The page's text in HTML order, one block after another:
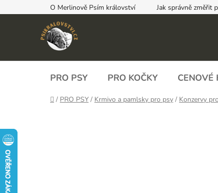
na
O Merlinově Psím království Jak správně změřit
PRO PSY PRO KOČKY CENOVÉ
Domů
/ PRO PSY / Krmivo a pamlsky pro psy / Konzervy